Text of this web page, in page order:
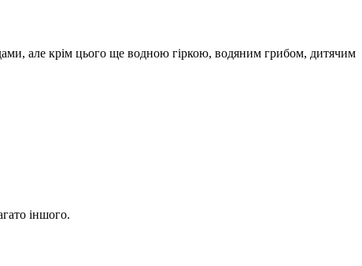
але крім цього ще водною гіркою, водяним грибом, дитячим
іншого.